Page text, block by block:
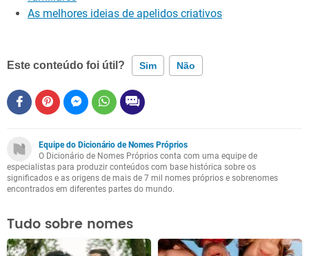
As melhores ideias de apelidos criativos
Este conteúdo foi útil? Sim Não
Este conteúdo contém informação incorreta
Outro
Equipe do Dicionário de Nomes Próprios
O Dicionário de Nomes Próprios conta com uma equipe de
especialistas para produzir conteúdos com base histórica sobre os
significados e as origens de mais de 7 mil nomes próprios e sobrenomes
encontrados em diferentes partes do mundo.
Tudo sobre nomes